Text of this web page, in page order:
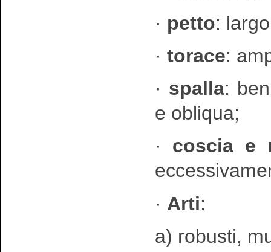
· petto:
· torace:
· spalla:
e obliqua;
· coscia e
· Arti:
a) robusti,